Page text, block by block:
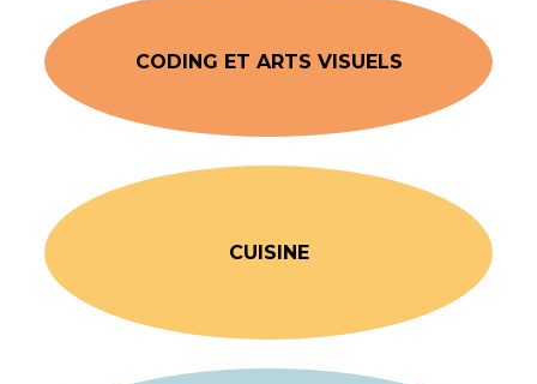
CODING ET ARTS VISUELS
CUISINE